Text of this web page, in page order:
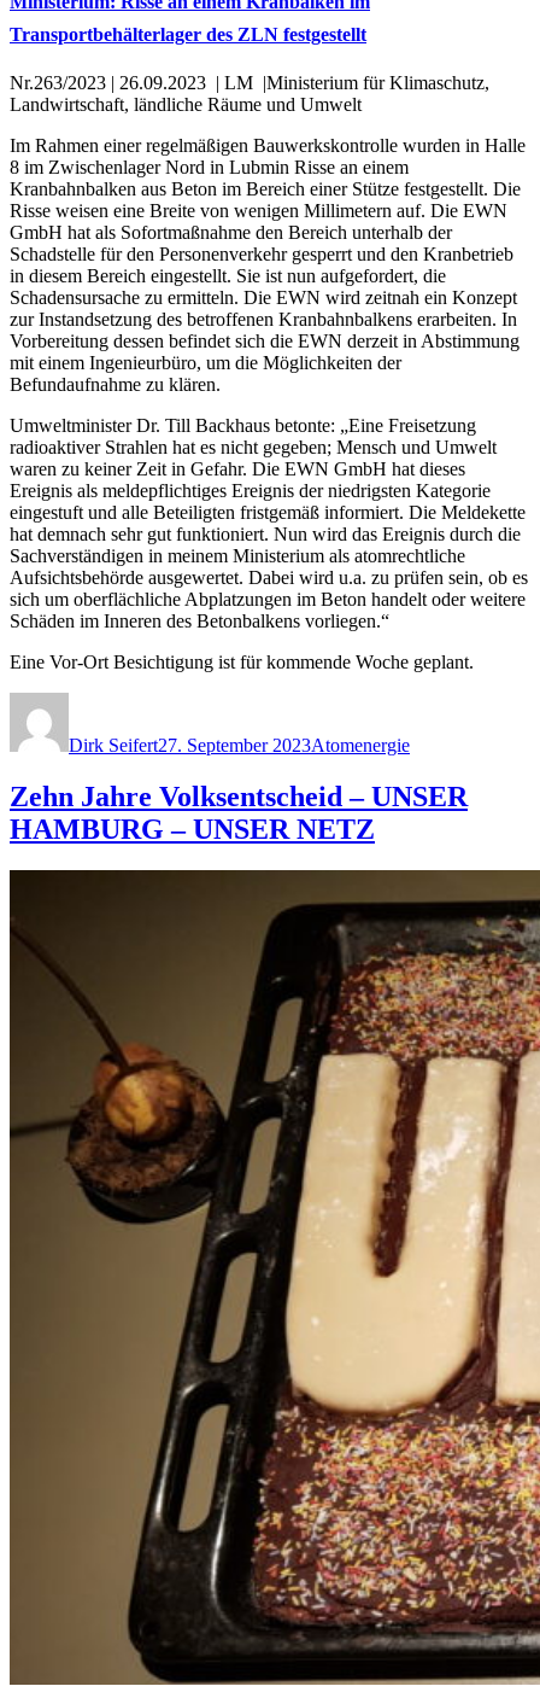
Transportbehälterlager des ZLN festgestellt
Nr.263/2023 | 26.09.2023 | LM |Ministerium für Klimaschutz,
Landwirtschaft, ländliche Räume und Umwelt
Im Rahmen einer regelmäßigen Bauwerkskontrolle wurden in Halle
8 im Zwischenlager Nord in Lubmin Risse an einem
Kranbahnbalken aus Beton im Bereich einer Stütze festgestellt. Die
Risse weisen eine Breite von wenigen Millimetern auf. Die EWN
GmbH hat als Sofortmaßnahme den Bereich unterhalb der
Schadstelle für den Personenverkehr gesperrt und den Kranbetrieb
in diesem Bereich eingestellt. Sie ist nun aufgefordert, die
Schadensursache zu ermitteln. Die EWN wird zeitnah ein Konzept
zur Instandsetzung des betroffenen Kranbahnbalkens erarbeiten. In
Vorbereitung dessen befindet sich die EWN derzeit in Abstimmung
mit einem Ingenieurbüro, um die Möglichkeiten der
Befundaufnahme zu klären.
Umweltminister Dr. Till Backhaus betonte: „Eine Freisetzung
radioaktiver Strahlen hat es nicht gegeben; Mensch und Umwelt
waren zu keiner Zeit in Gefahr. Die EWN GmbH hat dieses
Ereignis als meldepflichtiges Ereignis der niedrigsten Kategorie
eingestuft und alle Beteiligten fristgemäß informiert. Die Meldekette
hat demnach sehr gut funktioniert. Nun wird das Ereignis durch die
Sachverständigen in meinem Ministerium als atomrechtliche
Aufsichtsbehörde ausgewertet. Dabei wird u.a. zu prüfen sein, ob es
sich um oberflächliche Abplatzungen im Beton handelt oder weitere
Schäden im Inneren des Betonbalkens vorliegen.“
Eine Vor-Ort Besichtigung ist für kommende Woche geplant.
Dirk Seifert27. September 2023Atomenergie
Zehn Jahre Volksentscheid – UNSER
HAMBURG – UNSER NETZ